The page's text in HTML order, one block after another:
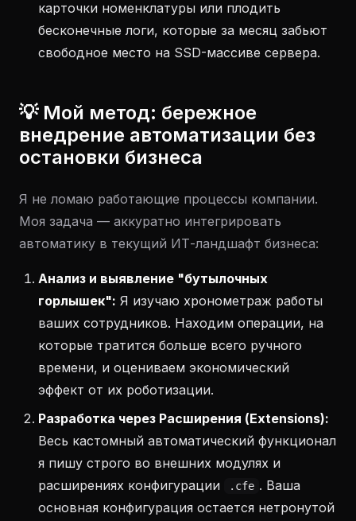
карточки номенклатуры или плодить
бесконечные логи, которые за месяц забьют
свободное место на SSD-массиве сервера.
💡 Мой метод: бережное
внедрение автоматизации без
остановки бизнеса
Я не ломаю работающие процессы компании.
Моя задача — аккуратно интегрировать
автоматику в текущий ИТ-ландшафт бизнеса:
Анализ и выявление "бутылочных
горлышек": Я изучаю хронометраж работы
ваших сотрудников. Находим операции, на
которые тратится больше всего ручного
времени, и оцениваем экономический
эффект от их роботизации.
Разработка через Расширения (Extensions):
Весь кастомный автоматический функционал
я пишу строго во внешних модулях и
расширениях конфигурации
.cfe . Ваша
основная конфигурация остается нетронутой